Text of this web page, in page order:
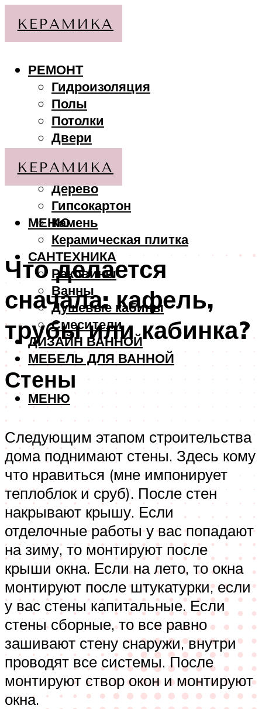
РЕМОНТ
Гидроизоляция
Полы
Потолки
Двери
МАТЕРИАЛЫ
Дерево
Гипсокартон
Камень
Керамическая плитка
САНТЕХНИКА
Раковины
Ванны
Душевые кабины
Смесители
ДИЗАЙН ВАННОЙ
МЕБЕЛЬ ДЛЯ ВАННОЙ
МЕНЮ
МЕНЮ
Что делается
сначала: кафель,
трубы или кабинка?
Стены
Следующим этапом строительства
дома поднимают стены. Здесь кому
что нравиться (мне импонирует
теплоблок и сруб). После стен
накрывают крышу. Если
отделочные работы у вас попадают
на зиму, то монтируют после
крыши окна. Если на лето, то окна
монтируют после штукатурки, если
у вас стены капитальные. Если
стены сборные, то все равно
зашивают стену снаружи, внутри
проводят все системы. После
монтируют створ окон и монтируют
окна.